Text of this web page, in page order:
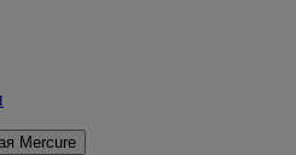
Mercure